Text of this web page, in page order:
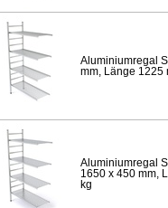
Aluminiumregal
mm, Länge 1225
Aluminiumregal
1650 x 450 mm,
kg